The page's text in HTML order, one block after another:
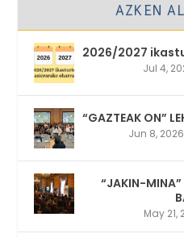
AZKEN
2026/2027
Jul 4,
“GAZTEAK ON”
Jun 8, 2026
“JAKIN-MINA”
May 21,